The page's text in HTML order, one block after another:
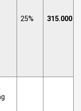
25% 315.000